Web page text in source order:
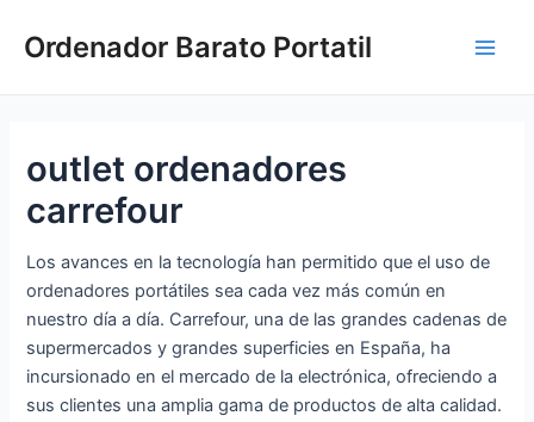
Ordenador Barato Portatil
outlet ordenadores
carrefour
Los avances en la tecnología han permitido que el uso de
ordenadores portátiles sea cada vez más común en
nuestro día a día. Carrefour, una de las grandes cadenas de
supermercados y grandes superficies en España, ha
incursionado en el mercado de la electrónica, ofreciendo a
sus clientes una amplia gama de productos de alta calidad.